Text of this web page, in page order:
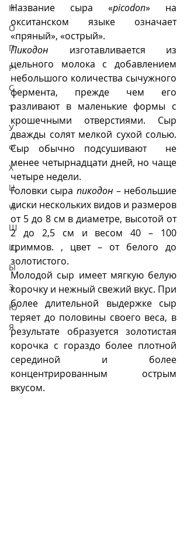
Н
О
П
Р
С
Т
У
Ф
Х
Ц
Ч
Ш
Щ
Ы
Э
Ю
Я
Название сыра «picodon» на
окситанском языке означает
«пряный», «острый».
Пикодон изготавливается из
цельного молока с добавлением
небольшого количества сычужного
фермента, прежде чем его
разливают в маленькие формы с
крошечными отверстиями. Сыр
дважды солят мелкой сухой солью.
Сыр обычно подсушивают  не
менее четырнадцати дней, но чаще
четыре недели.
Головки сыра пикодон – небольшие
диски нескольких видов и размеров
от 5 до 8 см в диаметре, высотой от
2 до 2,5 см и весом 40 – 100
гриммов. , цвет – от белого до
золотистого.
Молодой сыр имеет мягкую белую
корочку и нежный свежий вкус. При
более длительной выдержке сыр
теряет до половины своего веса, в
результате образуется золотистая
корочка с гораздо более плотной
серединой и более
концентрированным острым
вкусом.